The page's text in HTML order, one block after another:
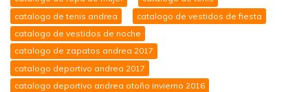
catalogo de tenis andrea
catalogo de vestidos de fiesta
catalogo de vestidos de noche
catalogo de zapatos andrea 2017
catalogo deportivo andrea 2017
catalogo deportivo andrea otoño invierno 2016